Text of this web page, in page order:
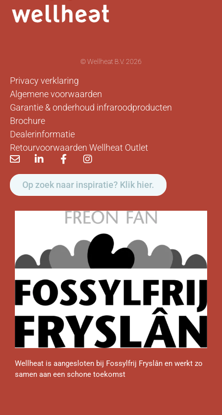
© Wellheat B.V. 2026
Privacy verklaring
Algemene voorwaarden
Garantie & onderhoud infraroodproducten
Brochure
Dealerinformatie
Retourvoorwaarden Wellheat Outlet
Op zoek naar inspiratie? Klik hier.
Wellheat is aangesloten bij Fossylfrij Fryslân en werkt zo
samen aan een schone toekomst